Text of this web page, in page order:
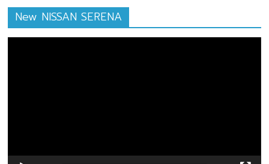
New NISSAN SERENA